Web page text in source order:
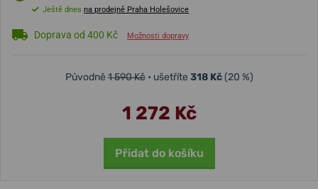
Ještě dnes na prodejně Praha Holešovice
Doprava od 400 Kč Možnosti dopravy
Původně1 590 Kč • ušetříte 318 Kč(20 %)
1 272 Kč
Přidat do košíku